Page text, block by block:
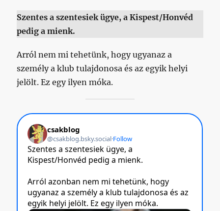
Szentes a szentesiek ügye, a Kispest/Honvéd
pedig a mienk.
Arról nem mi tehetünk, hogy ugyanaz a
személy a klub tulajdonosa és az egyik helyi
jelölt. Ez egy ilyen móka.